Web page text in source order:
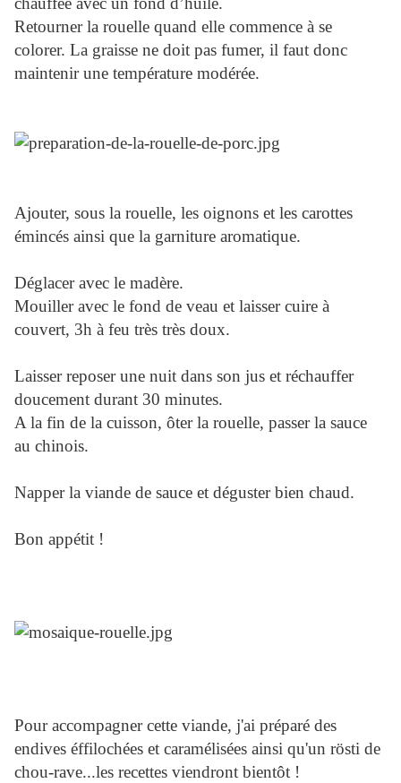
Retourner la rouelle quand elle commence à se
colorer. La graisse ne doit pas fumer, il faut donc
maintenir une température modérée.
Ajouter, sous la rouelle, les oignons et les carottes
émincés ainsi que la garniture aromatique.
Déglacer avec le madère.
Mouiller avec le fond de veau et laisser cuire à
couvert, 3h à feu très très doux.
Laisser reposer une nuit dans son jus et réchauffer
doucement durant 30 minutes.
A la fin de la cuisson, ôter la rouelle, passer la sauce
au chinois.
Napper la viande de sauce et déguster bien chaud.
Bon appétit !
Pour accompagner cette viande, j'ai préparé des
endives éffilochées et caramélisées ainsi qu'un rösti de
chou-rave...les recettes viendront bientôt !